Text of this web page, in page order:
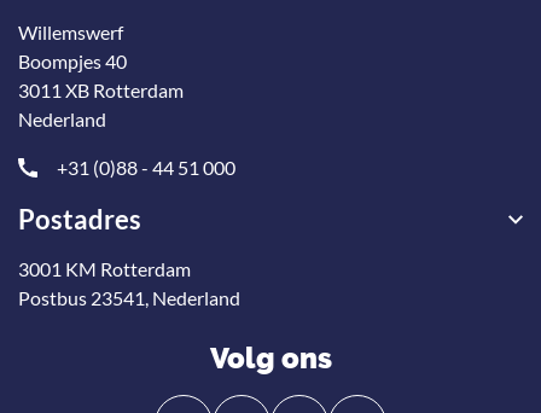
Willemswerf
Boompjes 40
3011 XB Rotterdam
Nederland
+31 (0)88 - 44 51 000
Postadres
3001 KM Rotterdam
Postbus 23541, Nederland
Volg ons